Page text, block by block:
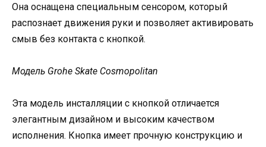
Она оснащена специальным сенсором, который
распознает движения руки и позволяет активировать
смыв без контакта с кнопкой.
Модель Grohe Skate Cosmopolitan
Эта модель инсталляции с кнопкой отличается
элегантным дизайном и высоким качеством
исполнения. Кнопка имеет прочную конструкцию и